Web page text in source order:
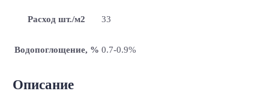
Расход шт./м2 33
Водопоглощение, % 0.7-0.9%
Описание